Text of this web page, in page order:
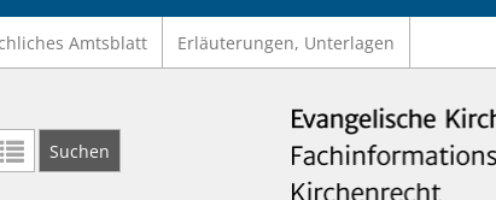
Amtsblatt Erläuterungen, Unterlagen
mit Platzhalter "*", Bsp. Pfarrer*, findet auch:
Suchoperatoren finden Sie in unserer Hilfe.
Suchen